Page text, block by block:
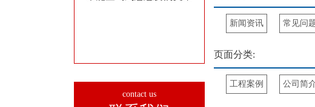
contact us
新闻资讯 常见问
页面分类:
工程案例 公司简